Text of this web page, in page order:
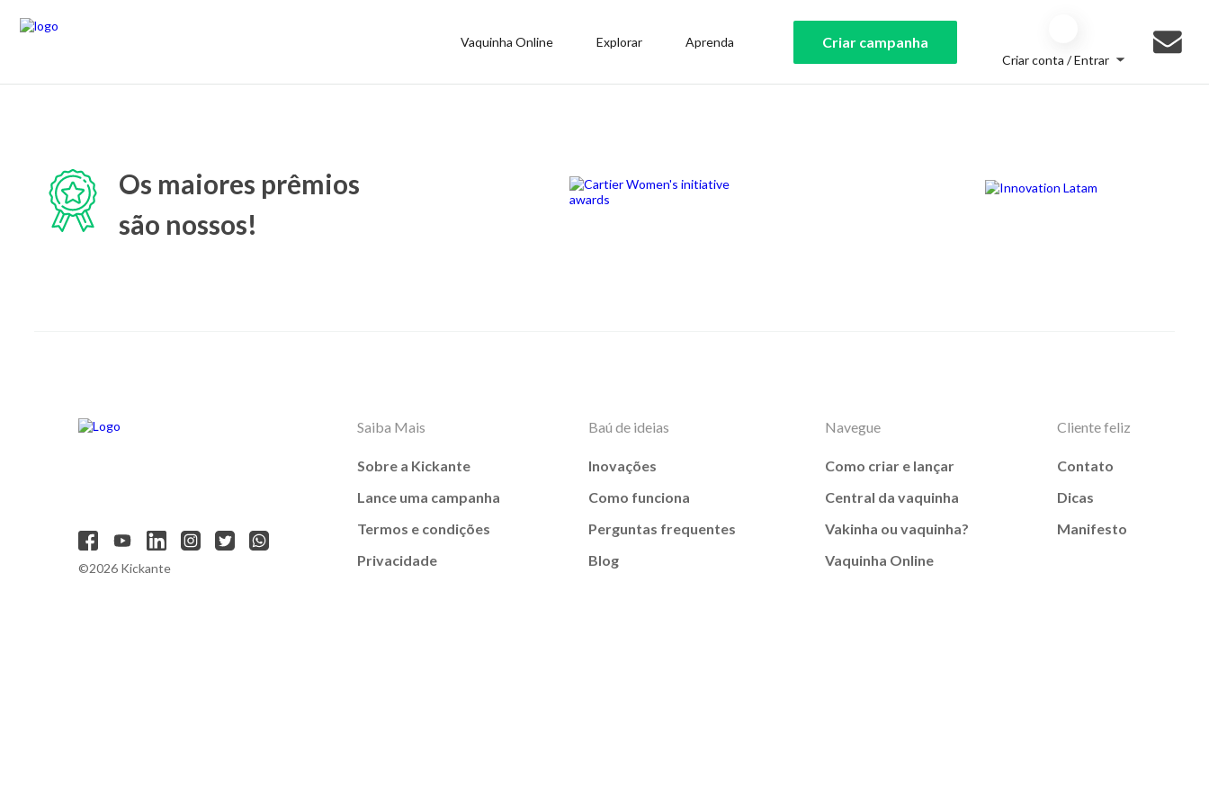
Vaquinha Online Explorar Aprenda Criar campanha
Criar conta / Entrar
Os maiores prêmios
são nossos!
©2026 Kickante
Saiba Mais
Sobre a Kickante
Lance uma campanha
Termos e condições
Privacidade
Baú de ideias
Inovações
Como funciona
Perguntas frequentes
Blog
Navegue
Como criar e lançar
Central da vaquinha
Vakinha ou vaquinha?
Vaquinha Online
Cliente feliz
Contato
Dicas
Manifesto